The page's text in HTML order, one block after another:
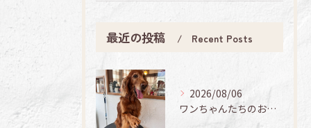
最近の投稿 Recent Posts
2026/08/06
ワンちゃんたちのお手入れ日記🐶✨